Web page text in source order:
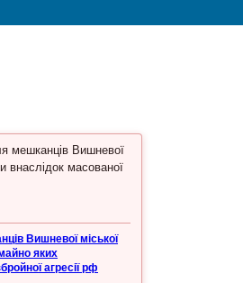
мешканців Вишневої
внаслідок масованої
Вишневої міської
яких
агресії рф